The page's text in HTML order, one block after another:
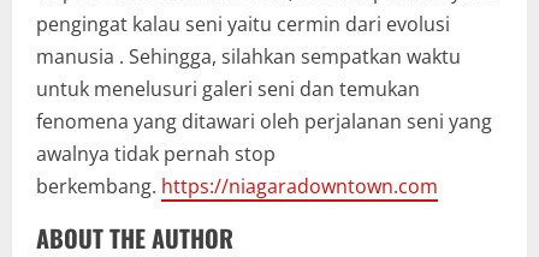
pengingat kalau seni yaitu cermin dari evolusi
manusia . Sehingga, silahkan sempatkan waktu
untuk menelusuri galeri seni dan temukan
fenomena yang ditawari oleh perjalanan seni yang
awalnya tidak pernah stop
berkembang. https://niagaradowntown.com
ABOUT THE AUTHOR